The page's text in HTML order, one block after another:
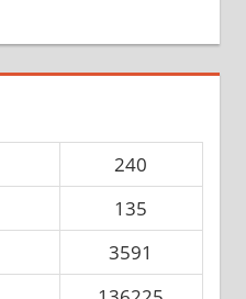
240
135
3591